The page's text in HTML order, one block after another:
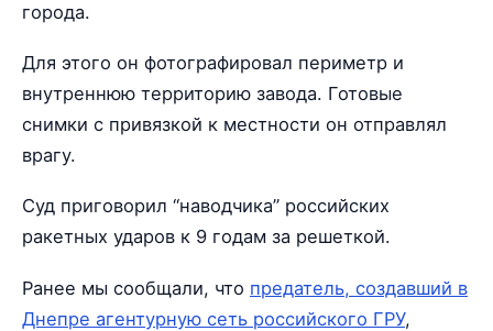
города.
Для этого он фотографировал периметр и
внутреннюю территорию завода. Готовые
снимки с привязкой к местности он отправлял
врагу.
Суд приговорил “наводчика” российских
ракетных ударов к 9 годам за решеткой.
Ранее мы сообщали, что предатель, создавший в
Днепре агентурную сеть российского ГРУ,